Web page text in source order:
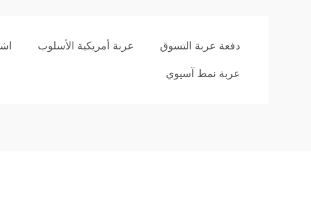
دفعة عربة التسوق عربة أمريكية الأسلوب
عربة نمط آسيوي